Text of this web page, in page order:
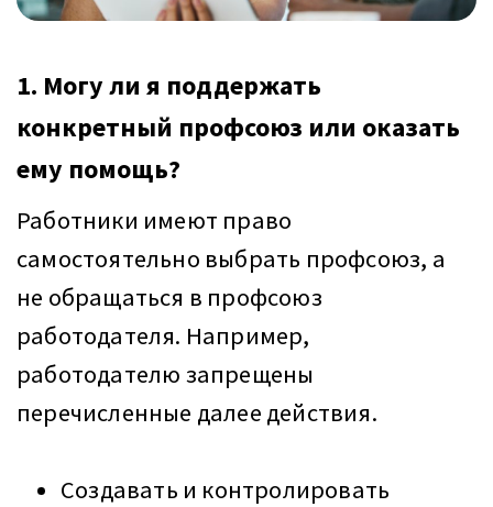
1. Могу ли я поддержать
конкретный профсоюз или оказать
ему помощь?
Работники имеют право
самостоятельно выбрать профсоюз, а
не обращаться в профсоюз
работодателя. Например,
работодателю запрещены
перечисленные далее действия.
Создавать и контролировать